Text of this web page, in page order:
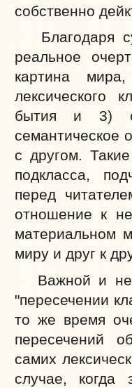
собственно
Благодаря
реальное
картина
лексического
бытия и 3)
семантическое
с другом.
подкласса,
перед
отношение к
материальном
миру и друг к
Важной и не
"пересечении
то же время
пересечений
самих
случае,